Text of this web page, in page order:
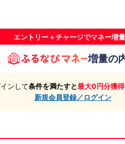
エントリー＋チャージでマネー増量
増量の
ンして条件を満たすと最大0円分獲得
新規会員登録／ログイン